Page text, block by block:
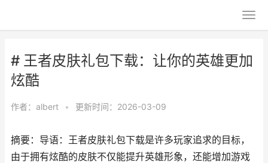
# 王者皮肤礼包下载：让你的英雄更加
炫酷
作者： albert • 更新时间：2026-03-09
摘要：导语：王者皮肤礼包下载是许多玩家追求的目标，
由于拥有炫酷的皮肤不仅能提升英雄形象，还能增加游戏